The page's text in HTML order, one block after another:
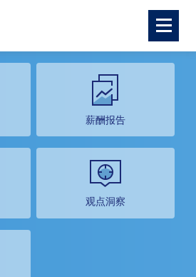
薪酬报告
观点洞察